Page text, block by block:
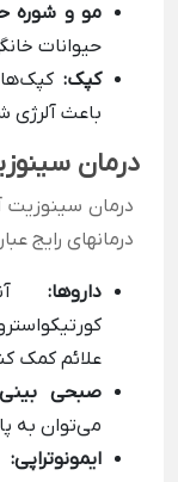
مو و شوره
حیوانات
کپک:
باعث آلرژی
درمان
درمان سینوزیت
درمانهای رایج
داروها:
علائم کمک
صبحی
می‌توان به
ایمونوتراپی: